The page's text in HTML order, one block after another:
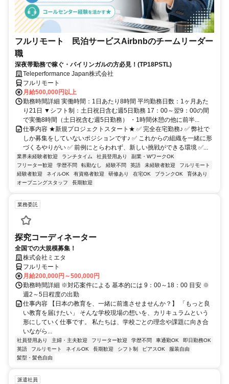
フルリモート 民泊サービスAirbnbのチームリーダー
職
深夜帯勤務で稼ぐ・バイリンガルの方必見！(TP18PSTL)
Teleperformance Japan株式会社
フルリモート
月給500,000円以上
勤務時間詳細 実働時間：1日あたり8時間 平均勤務日数：1ヶ月あた
り21日 ▼シフト制：土日祝日含む週5日勤務 17：00～翌9：00の間
で実働8時間（土日祝含む週5日勤務） ・1時間休憩の他に前半...
仕事内容 ★新規プロジェクトスタート★ ✅ 完全在宅勤務♪ ✅ 弊社で
しか募集をしていないポジションです♪ ✅ これからの組織を一緒に形
づくるやりがい ✅ 前例にとらわれず、新しい挑戦ができる環境 ✅...
業界未経験者歓迎 ランチタイム 社員登用あり
副業・WワークOK
フリーター歓迎
学歴不問 転勤なし 経験不問 英語 未経験者歓迎
フルリモート
経験者歓迎
ネイルOK 有資格者歓迎 研修あり 在宅OK ブランクOK
育休あり
オープニングスタッフ
長期歓迎
業務委託
探究コーディネーター
全国での大規模募集！
株式会社ミエタ
フルリモート
月給200,000円～500,000円
勤務時間詳細 ※対応案件による 基本的には 9：00～18：00 目安 ※
週2～5日程度の出勤
仕事内容 【日本の教育を、一緒に前進させませんか？】 「もっと良
い教育を届けたい」 そんな学校現場の想いを、カリキュラムという
形にしていく仕事です。 私たちは、学校ごとの理念や課題に向き合
いながら...
社員登用あり 主婦・主夫歓迎 フリーター歓迎 学歴不問 車通勤OK
即日勤務OK
英語
フルリモート ネイルOK 長期歓迎 シフト制 ピアスOK
服装自由
髪型・髪色自由
派遣社員